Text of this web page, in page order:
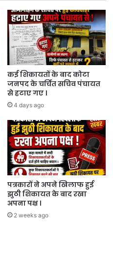
कई शिकायतों के बाद कोटा
जनपद के चर्चित सचिव पंचायत
से हटाए गए ।
4 days ago
पत्रकारों ने अपने खिलाफ हुई
झुठी शिकायत के बाद रखा
अपना पक्ष ।
2 weeks ago